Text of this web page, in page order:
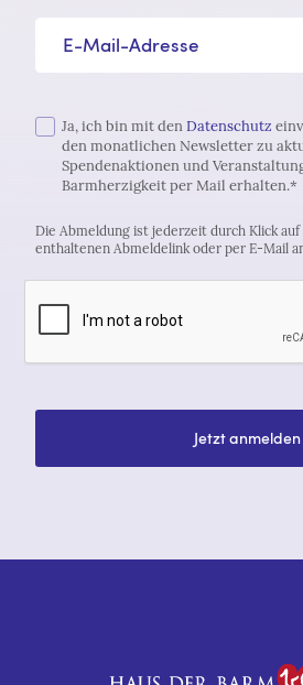
Ja, ich bin mit denDatenschutz
den monatlichen Newsletter zu
Spendenaktionen und
Barmherzigkeit per Mail erhalten.*
Die Abmeldung ist jederzeit durch Klick
enthaltenen Abmeldelink oder per E-Mail
Jetzt anmelden